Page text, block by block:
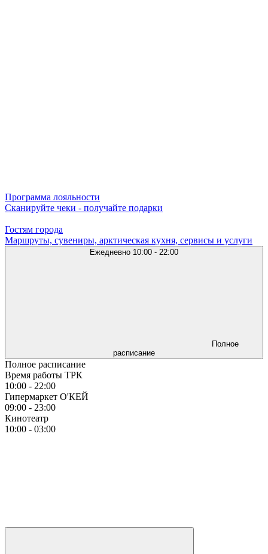
Программа лояльности
Сканируйте чеки - получайте подарки
Гостям города
Маршруты, сувениры, арктическая кухня, сервисы и услуги
Ежедневно 10:00 - 22:00
Полное
расписание
Полное расписание
Время работы ТРК
10:00 - 22:00
Гипермаркет О'КЕЙ
09:00 - 23:00
Кинотеатр
10:00 - 03:00